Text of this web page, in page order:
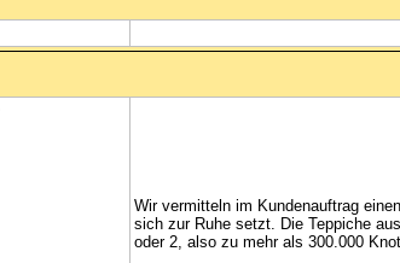
Wir vermitteln im Kundenauftrag
sich zur Ruhe setzt. Die Teppiche
oder 2, also zu mehr als 300.000